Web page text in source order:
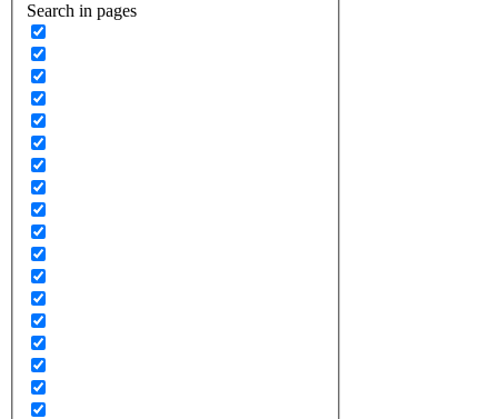
Search in pages